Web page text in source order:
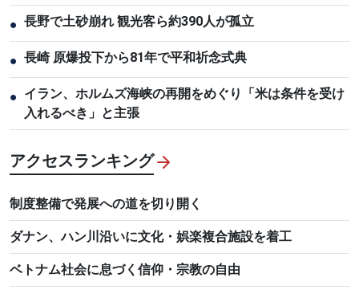
● 長野で土砂崩れ 観光客ら約390人が孤立
● 長崎 原爆投下から81年で平和祈念式典
● イラン、ホルムズ海峡の再開をめぐり「米は条件を受け
入れるべき」と主張
アクセスランキング
制度整備で発展への道を切り開く
ダナン、ハン川沿いに文化・娯楽複合施設を着工
ベトナム社会に息づく信仰・宗教の自由